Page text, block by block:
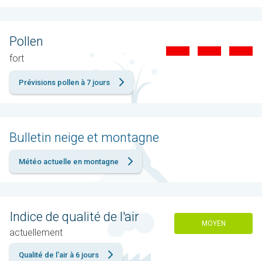
Pollen
fort
Prévisions pollen à 7 jours
Bulletin neige et montagne
Météo actuelle en montagne
Indice de qualité de l'air
actuellement
MOYEN
Qualité de l'air à 6 jours